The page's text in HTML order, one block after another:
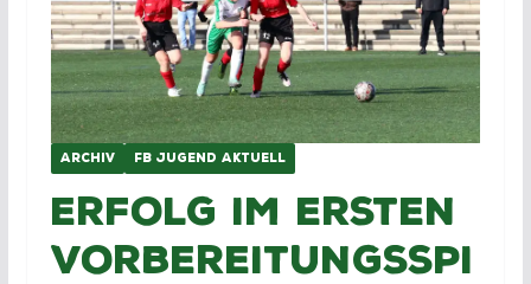
ARCHIV FB JUGEND AKTUELL
Erfolg im ersten
Vorbereitungsspi